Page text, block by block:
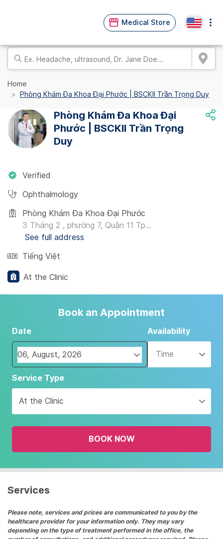
Medical Store
Home
Phòng Khám Đa Khoa Đại Phước | BSCKII Trần Trọng Duy
Phòng Khám Đa Khoa Đại
Phước | BSCKII Trần Trọng
Duy
Verified
Ophthalmology
Phòng Khám Đa Khoa Đại Phước
3 Tháng 2 , phường 7, Quận 11 Tp...
See full address
Tiếng Việt
At the Clinic
Book an Appointment
Date
Navigate
forward
interact
with
the
and
date.
the
question
mark
Availability
Time
Service Type
At the Clinic
BOOK NOW
Services
Please note, services and prices are communicated to you by the
healthcare provider for your information only. They may vary
depending on the type of treatment performed in the office, the